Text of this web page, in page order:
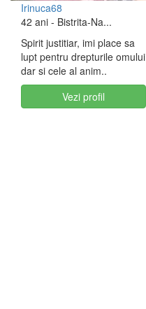
Irinuca68
42 ani - Bistrita-Na...
Spirit justitiar, imi place sa
lupt pentru drepturile omului
dar si cele al anim..
Vezi profil